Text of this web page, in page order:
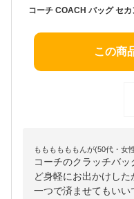
この商
ももももももんが(50代・女
コーチのクラッチバ
ど身軽にお出かけし
一つで済ませてもい